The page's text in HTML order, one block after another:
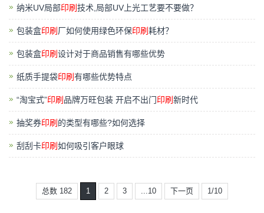
纳米UV局部印刷 技术,局部UV上光工艺要不要做？
包装盒印刷 厂如何使用绿色环保印刷 耗材？
包装盒印刷 设计对于商品销售有哪些优势
纸质手提袋印刷 有哪些优势特点
“淘宝式”印刷 品牌万旺包装 开启不出门印刷 新时代
抽奖券印刷 的类型有哪些?如何选择
刮刮卡印刷 如何吸引客户眼球
总数 182 1 2 3 ...10 下一页 1/10